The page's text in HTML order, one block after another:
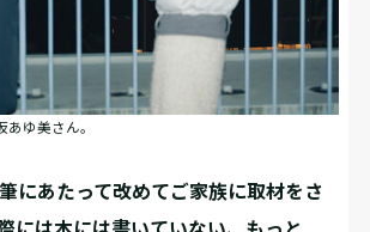
ゆ美さん。
筆にあたって改めてご家族に取材をさ